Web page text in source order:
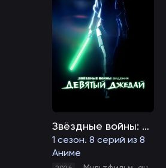
Звёздные войны: Видения. Девятый джедай
1 сезон. 8 серий из 8
Аниме